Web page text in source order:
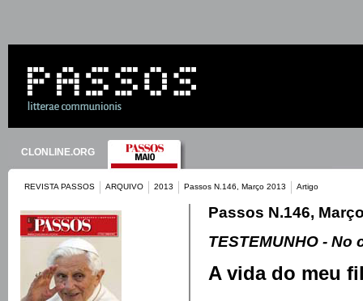
CLONLINE.ORG
REVISTA PASSOS ARQUIVO 2013 Passos N.146, Março 2013 Artigo
Passos N.146,
TESTEMUNHO - No
A vida do meu